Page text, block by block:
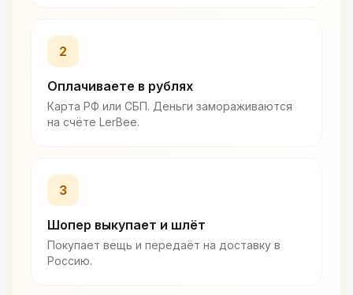
2
Оплачиваете в рублях
Карта РФ или СБП. Деньги замораживаются
на счёте LerBee.
3
Шопер выкупает и шлёт
Покупает вещь и передаёт на доставку в
Россию.